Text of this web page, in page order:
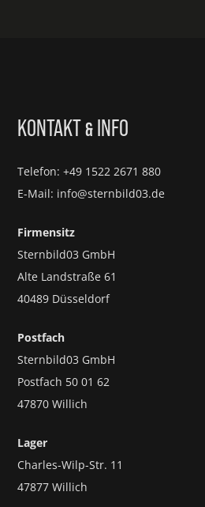
KONTAKT& INFO
Telefon: +49 1522 2671 880
E-Mail: info@sternbild03.de
Firmensitz
Sternbild03 GmbH
Alte Landstraße 61
40489 Düsseldorf
Postfach
Sternbild03 GmbH
Postfach 50 01 62
47870 Willich
Lager
Charles-Wilp-Str. 11
47877 Willich